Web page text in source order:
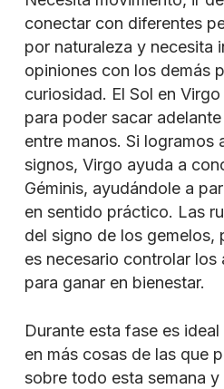
conectar con diferentes
por naturaleza y necesita
opiniones con los demás
curiosidad. El Sol en
para poder sacar
entre manos. Si logramos
signos, Virgo ayuda a
Géminis, ayudándole a
en sentido práctico. Las
del signo de los gemelos,
es necesario controlar
para ganar en bienestar.
Durante esta fase es
en más cosas de las que
sobre todo esta semana